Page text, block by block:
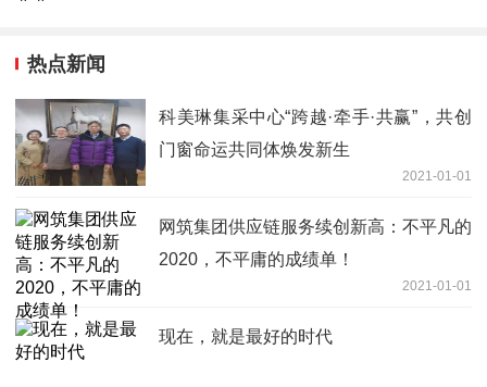
热点新闻
科美琳集采中心“跨越·牵手·共赢”，共创
门窗命运共同体焕发新生
2021-01-01
网筑集团供应链服务续创新高：不平凡的
2020，不平庸的成绩单！
2021-01-01
现在，就是最好的时代